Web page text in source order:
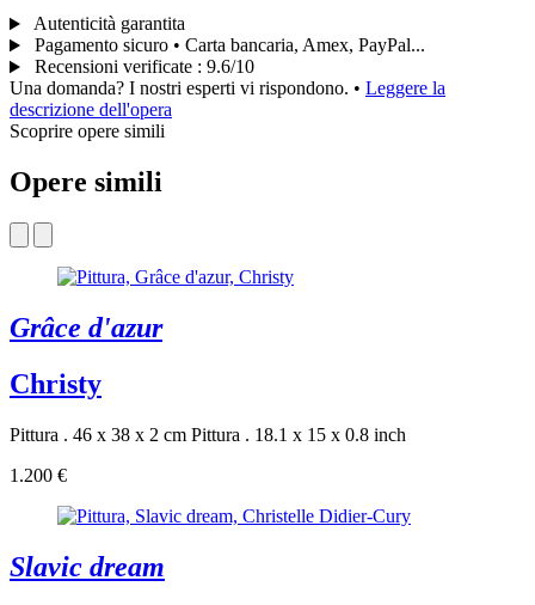
Autenticità garantita
Pagamento sicuro • Carta bancaria, Amex, PayPal...
Recensioni verificate : 9.6/10
Una domanda? I nostri esperti vi rispondono. • Leggere la
descrizione dell'opera
Scoprire opere simili
Opere simili
Grâce d'azur
Christy
Pittura . 46 x 38 x 2 cm Pittura . 18.1 x 15 x 0.8 inch
1.200 €
Slavic dream